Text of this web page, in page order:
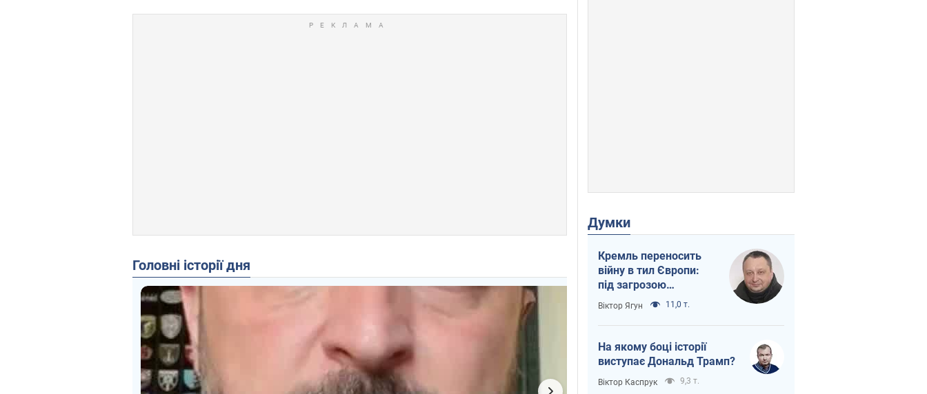
Головні історії дня
Думки
Кремль переносить
війну в тил Європи:
під загрозою
критична логістика
Віктор Ягун 11,0 т.
На якому боці історії
виступає Дональд Трамп?
Віктор Каспрук 9,3 т.